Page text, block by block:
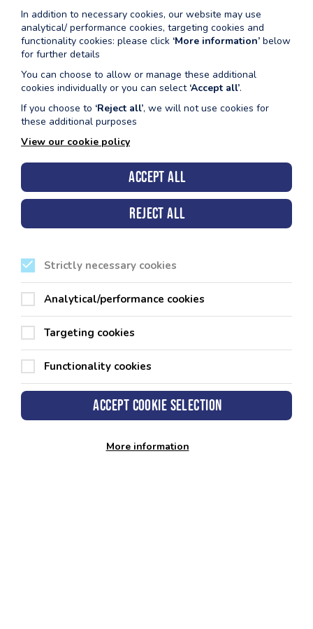
4. Mae'r oedolyn yn annog y plentyn i symud i mewn ac trwy'r
dŵr Swigod'
Swigod 2
Ar gyfer oedolion sy'n mynd gyda babi neu blentyn bach i gael
cyflwyniad wedi'i gefnogi'n llawn i'r amgylchedd dyfrol
Nodau
1. Mae oedolyn yn helpu'r plentyn i fynd i mewn ac allan o'r
pwll mewn gwahanol ffyrdd
2. Oedolyn a phlentyn i wella eu hyder yn y dŵr
3. Mae oedolyn yn dysgu bod cefnogaeth gynyddol yn dal sy'n
Swigod 3
Ar gyfer oedolion sy'n mynd gyda babi neu blentyn bach i gael
Nodau
1. Plentyn yn mynd i mewn ac allan o'r pwll gyda chefnogaeth
2. Mae'r plentyn yn dechrau dysgu sut i symud trwy'r dŵr ar ei
flaen a'i gefn
3. Oedolyn a plentyn yn parhau i wella ei hyder yn y dŵr
In addition to necessary cookies, our website may use
analytical/ performance cookies, targeting cookies and
functionality cookies: please click ‘More information’ below
for further details
You can choose to allow or manage these additional
cookies individually or you can select ‘Accept all’.
If you choose to ‘Reject all’, we will not use cookies for
these additional purposes
View our cookie policy
Accept all
Reject all
Strictly necessary cookies
Analytical/performance cookies
Targeting cookies
Functionality cookies
Accept cookie selection
More information